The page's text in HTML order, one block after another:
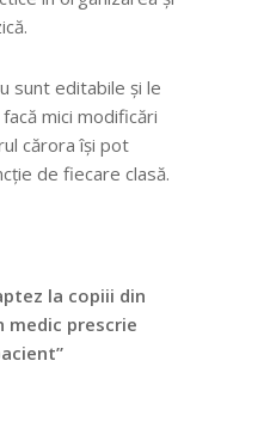
sunt editabile și le
mici modificări
cărora își pot
de fiecare clasă.
la copiii din
medic prescrie